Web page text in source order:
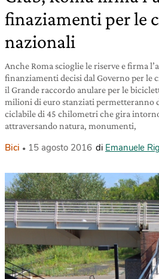
finaziamenti per le
nazionali
Anche Roma scioglie le riserve e firma
finanziamenti decisi dal Governo per le
il Grande raccordo anulare per le
milioni di euro stanziati permetteranno
ciclabile di 45 chilometri che gira
attraversando natura, monumenti,
Bici 15 agosto 2016 di Emanuele